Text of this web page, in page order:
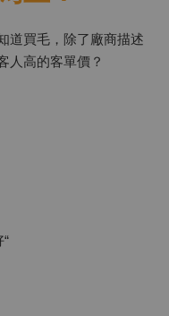
道買毛，除了廠商描述
人高的客單價？